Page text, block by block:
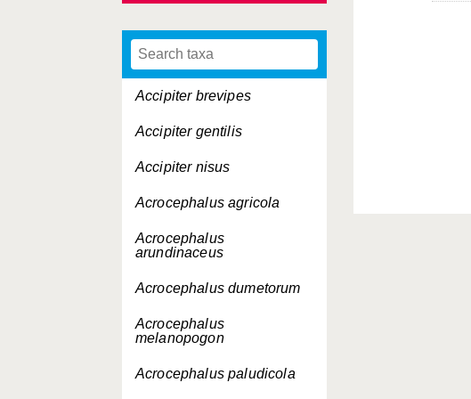
Accipiter brevipes
Accipiter gentilis
Accipiter nisus
Acrocephalus agricola
Acrocephalus
arundinaceus
Acrocephalus dumetorum
Acrocephalus
melanopogon
Acrocephalus paludicola